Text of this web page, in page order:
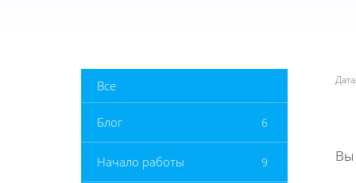
Все
Блог 6
Начало работы 9 Вы